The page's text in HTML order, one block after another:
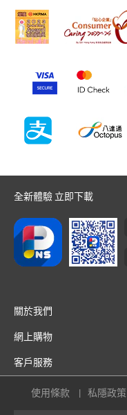
全新體驗 立即下載
關於我們
網上購物
客戶服務
使用條款 私隱政策